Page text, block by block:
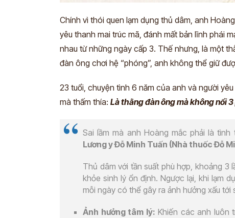
Chính vì thói quen lạm dụng thủ dâm, anh
yêu thanh mai trúc mã, đánh mất bản lĩnh phái
nhau từ những ngày cấp 3. Thế nhưng, là một
đàn ông chơi hệ “phóng”, anh không thể giữ
23 tuổi, chuyện tình 6 năm của anh và người
mà thấm thía: Là thằng đàn ông mà không nổi
Sai lầm mà anh Hoàng mắc phải là
Lương y Đỗ Minh Tuấn (Nhà thuốc Đỗ
Thủ dâm với tần suất phù hợp, khoảng 3
khỏe sinh lý ổn định. Ngược lại, khi lạm
mỗi ngày có thể gây ra ảnh hưởng xấu tới
Ảnh hưởng tâm lý: Khiến các anh luôn